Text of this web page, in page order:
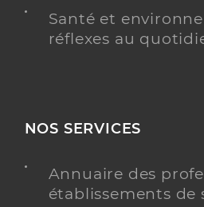
Santé et
réflexes au
NOS SERVICES
Annuaire des
établissements de